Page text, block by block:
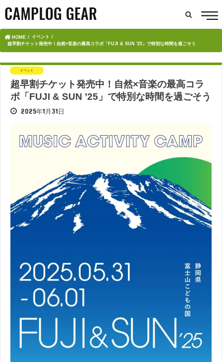
HOME
イベント
超早割チケット発売中！自然×音楽の最高コラボ「FUJI & SUN '25」で特別な時間を過ごそう
イベント
超早割チケット発売中！自然×音楽の最高コラ
ボ「FUJI & SUN ’25」で特別な時間を過ごそう
2025年1月31日